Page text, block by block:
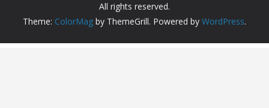
All rights reserved.
Theme: ColorMag by ThemeGrill. Powered by WordPress.